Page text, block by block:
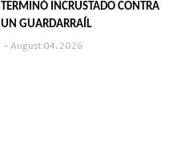
TERMINÓ INCRUSTADO CONTRA
UN GUARDARRAÍL
August 04, 2026